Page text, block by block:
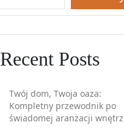
Recent Posts
Twój dom, Twoja oaza:
Kompletny przewodnik po
świadomej aranżacji wnętrz